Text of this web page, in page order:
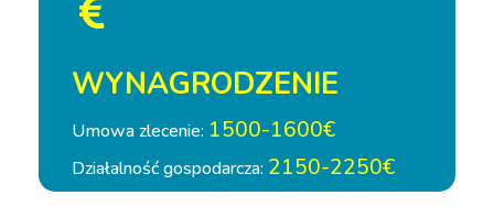
WYNAGRODZENIE
Umowa zlecenie: 1500-1600€
Działalność gospodarcza: 2150-2250€